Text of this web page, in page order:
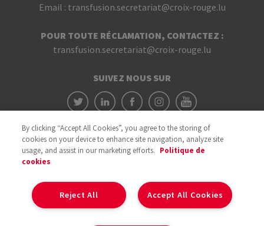
Email : transfusion.secretariat@croix-rouge.lu
POUR TOUTE RÉCLAMATION, CONTACTEZ :
transfusion.secretariat@croix-rouge.lu
SUIVEZ NOUS SUR
By clicking “Accept All Cookies”, you agree to the storing of
cookies on your device to enhance site navigation, analyze site
usage, and assist in our marketing efforts. Politique de
cookies
Accept All Cookies
Reject All